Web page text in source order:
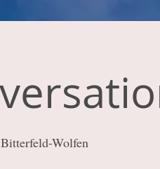
Bitterfeld-Wolfen